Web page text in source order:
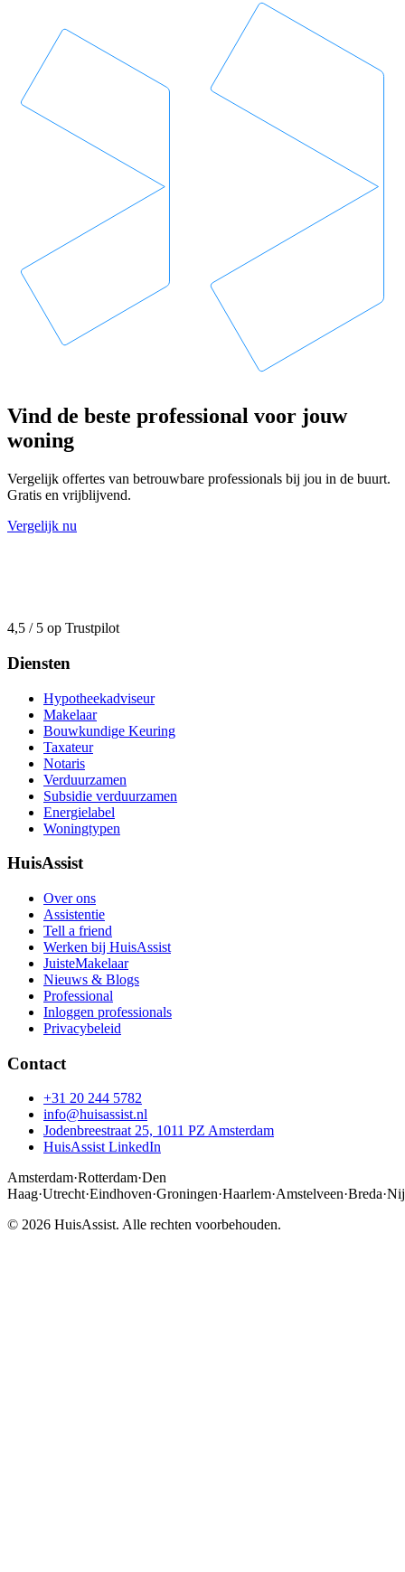
Vind de beste professional voor jouw
woning
Vergelijk offertes van betrouwbare professionals bij jou in de buurt.
Gratis en vrijblijvend.
Vergelijk nu
4,5 / 5 op Trustpilot
Diensten
Hypotheekadviseur
Makelaar
Bouwkundige Keuring
Taxateur
Notaris
Verduurzamen
Subsidie verduurzamen
Energielabel
Woningtypen
HuisAssist
Over ons
Assistentie
Tell a friend
Werken bij HuisAssist
JuisteMakelaar
Nieuws & Blogs
Professional
Inloggen professionals
Privacybeleid
Contact
+31 20 244 5782
info@huisassist.nl
Jodenbreestraat 25, 1011 PZ Amsterdam
HuisAssist LinkedIn
Amsterdam·Rotterdam·Den
Haag·Utrecht·Eindhoven·Groningen·Haarlem·Amstelveen·Breda·
© 2026 HuisAssist. Alle rechten voorbehouden.